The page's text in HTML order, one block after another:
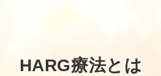
HARG療法とは